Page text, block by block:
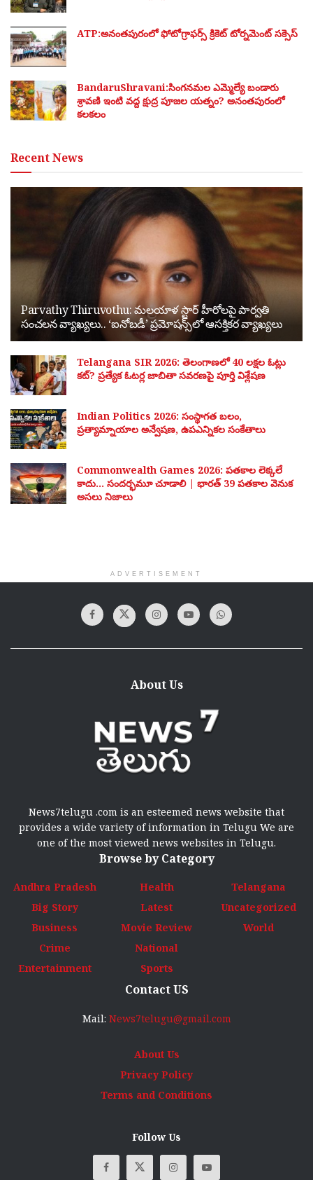
ATP:అనంతపురంలో ఫోటోగ్రాఫర్స్ క్రికెట్ టోర్నమెంట్ సక్సెస్
BandaruShravani:సింగనమల ఎమ్మెల్యే బండారు
శ్రావణి ఇంటి వద్ద క్షుద్ర పూజల యత్నం? అనంతపురంలో
కలకలం
Recent News
Parvathy Thiruvothu: మలయాళ స్టార్ హీరోలపై పార్వతి
సంచలన వ్యాఖ్యలు.. ‘ఐనోబడీ’ ప్రమోషన్స్‌లో ఆసక్తికర వ్యాఖ్యలు
Telangana SIR 2026: తెలంగాణలో 40 లక్షల ఓట్లు
కట్? ప్రత్యేక ఓటర్ల జాబితా సవరణపై పూర్తి విశ్లేషణ
Indian Politics 2026: సంస్థాగత బలం,
ప్రత్యామ్నాయాల అన్వేషణ, ఉపఎన్నికల సంకేతాలు
Commonwealth Games 2026: పతకాల లెక్కలే
కాదు… సందర్భమూ చూడాలి | భారత్ 39 పతకాల వెనుక
అసలు నిజాలు
ADVERTISEMENT
About Us
News7telugu .com is an esteemed news website that
provides a wide variety of information in Telugu We are
one of the most viewed news websites in Telugu.
Browse by Category
Andhra Pradesh
Big Story
Business
Crime
Entertainment
Health
Latest
Movie Review
National
Sports
Telangana
Uncategorized
World
Contact US
Mail: News7telugu@gmail.com
About Us
Privacy Policy
Terms and Conditions
Follow Us